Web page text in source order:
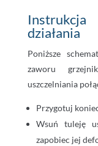
Instrukcja
działania
Poniższe
zaworu
uszczelniania
Przygotuj
Wsuń tuleję
zapobiec jej